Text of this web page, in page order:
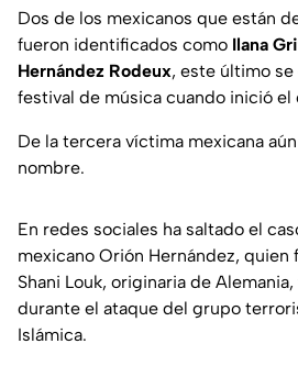
Dos de los mexicanos que están
fueron identificados como Ilana
Hernández Rodeux, este último
festival de música cuando inició
De la tercera víctima mexicana
nombre.
En redes sociales ha saltado el
mexicano Orión Hernández,
Shani Louk, originaria de
durante el ataque del grupo
Islámica.